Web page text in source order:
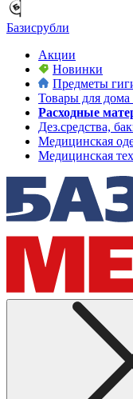
Базисрубли
Акции
Новинки
Предметы
Товары для дома
Расходные
Дез.средства,
Медицинская
Медицинская